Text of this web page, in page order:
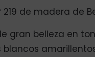
219 de madera de
gran belleza en